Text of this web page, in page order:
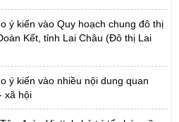
ý kiến vào Quy hoạch chung đô thị
Kết, tỉnh Lai Châu (Đô thị Lai
ý kiến vào nhiều nội dung quan
xã hội